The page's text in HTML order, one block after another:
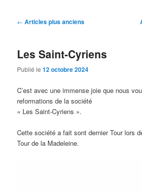
Navigation
← Articles plus anciens
Les Saint-Cyriens
Publié le12 octobre 2024
C’est avec une immense joie que nous
reformations de la société
« Les Saint-Cyriens ».
Cette société a fait sont dernier Tour lors
Tour de la Madeleine.